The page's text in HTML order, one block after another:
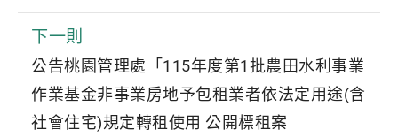
下一則
公告桃園管理處「115年度第1批農田水利事業
作業基金非事業房地予包租業者依法定用途(含
社會住宅)規定轉租使用 公開標租案